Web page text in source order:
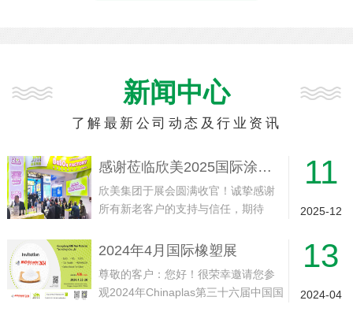
新闻中心
了解最新公司动态及行业资讯
感谢莅临欣美2025国际涂料展展位
欣美集团于展会圆满收官！诚挚感谢
所有新老客户的支持与信任，期待
11
2025-12
2024年4月国际橡塑展
尊敬的客户：您好！很荣幸邀请您参
观2024年Chinaplas第三十六届中国国
13
2024-04